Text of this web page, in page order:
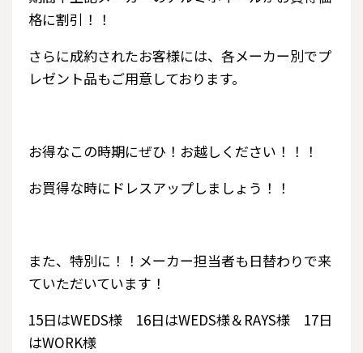
格に割引！！
さらに成約されたお客様には、各メーカー別でプ
レゼント品もご用意しております。
お得なこの時期にぜひ！お越しください！！！
お買得な時にドレスアップしましょう！！
また、特別に！！メーカー担当者も日替わりで来
ていただいています！
15日はWEDS様 16日はWEDS様＆RAYS様 17日
はWORK様